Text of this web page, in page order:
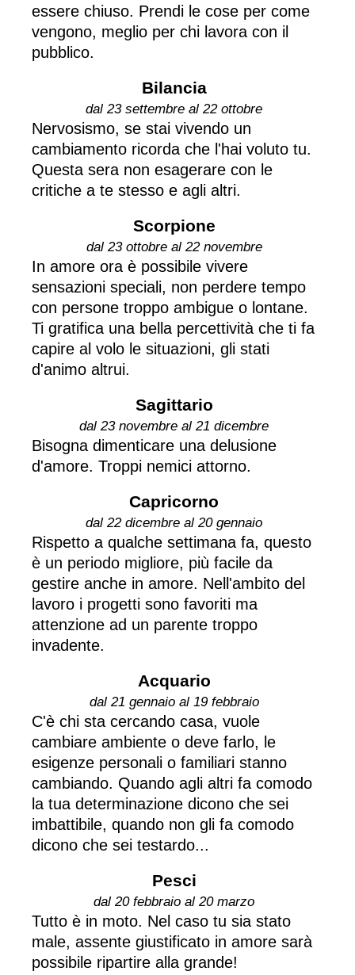
essere chiuso. Prendi le cose per come
vengono, meglio per chi lavora con il
pubblico.
Bilancia
dal 23 settembre al 22 ottobre
Nervosismo, se stai vivendo un
cambiamento ricorda che l'hai voluto tu.
Questa sera non esagerare con le
critiche a te stesso e agli altri.
Scorpione
dal 23 ottobre al 22 novembre
In amore ora è possibile vivere
sensazioni speciali, non perdere tempo
con persone troppo ambigue o lontane.
Ti gratifica una bella percettività che ti fa
capire al volo le situazioni, gli stati
d'animo altrui.
Sagittario
dal 23 novembre al 21 dicembre
Bisogna dimenticare una delusione
d'amore. Troppi nemici attorno.
Capricorno
dal 22 dicembre al 20 gennaio
Rispetto a qualche settimana fa, questo
è un periodo migliore, più facile da
gestire anche in amore. Nell'ambito del
lavoro i progetti sono favoriti ma
attenzione ad un parente troppo
invadente.
Acquario
dal 21 gennaio al 19 febbraio
C'è chi sta cercando casa, vuole
cambiare ambiente o deve farlo, le
esigenze personali o familiari stanno
cambiando. Quando agli altri fa comodo
la tua determinazione dicono che sei
imbattibile, quando non gli fa comodo
dicono che sei testardo...
Pesci
dal 20 febbraio al 20 marzo
Tutto è in moto. Nel caso tu sia stato
male, assente giustificato in amore sarà
possibile ripartire alla grande!